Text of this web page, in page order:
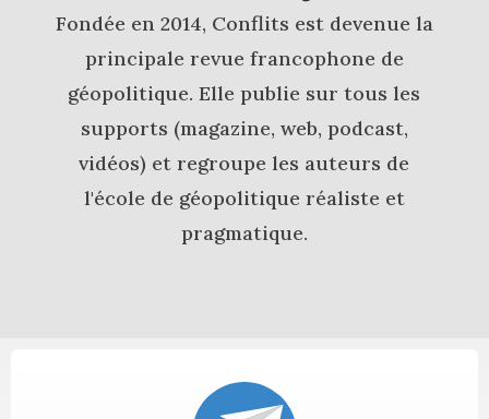
Fondée en 2014, Conflits est devenue la
principale revue francophone de
géopolitique. Elle publie sur tous les
supports (magazine, web, podcast,
vidéos) et regroupe les auteurs de
l'école de géopolitique réaliste et
pragmatique.